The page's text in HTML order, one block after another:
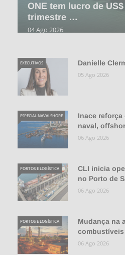
ONE tem lucro de
trimestre …
04 Ago 2026
Danielle
EXECUTIVOS
05 Ago 2026
Inace
naval,
ESPECIAL NAVALSHORE
06 Ago 2026
CLI inicia
no Porto de
PORTOS E LOGÍSTICA
06 Ago 2026
Mudança na
PORTOS E LOGÍSTICA
06 Ago 2026